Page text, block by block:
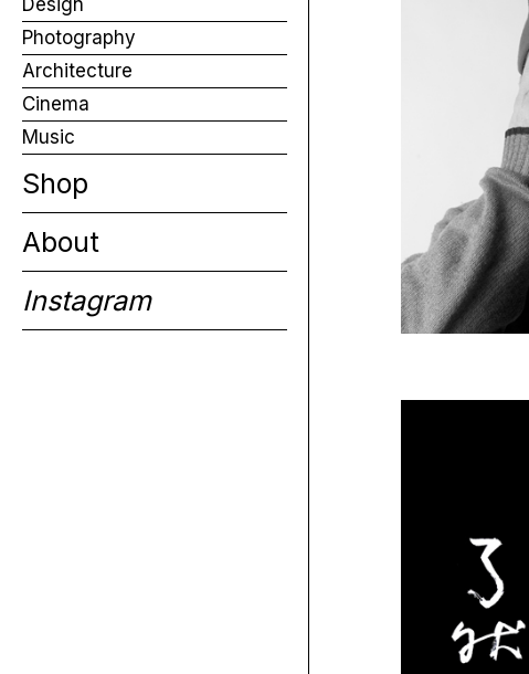
Photography
Architecture
Cinema
Music
Shop
About
Instagram